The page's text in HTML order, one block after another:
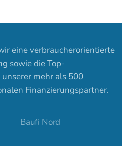
eine verbraucherorientierte
sowie die Top-
mehr als 500
Finanzierungspartner.
Baufi Nord